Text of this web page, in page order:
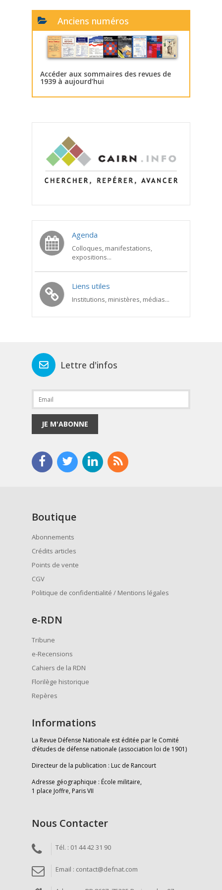
Anciens numéros
Accéder aux sommaires des revues de
1939 à aujourd’hui
Agenda
Colloques, manifestations,
expositions...
Liens utiles
Institutions, ministères, médias...
Lettre d'infos
JE M'ABONNE
Boutique
Abonnements
Crédits articles
Points de vente
CGV
Politique de confidentialité / Mentions légales
e-RDN
Tribune
e-Recensions
Cahiers de la RDN
Florilège historique
Repères
Informations
La Revue Défense Nationale est éditée par le Comité
d’études de défense nationale (association loi de 1901)
Directeur de la publication : Luc de Rancourt
Adresse géographique : École militaire,
1 place Joffre, Paris VII
Nous Contacter
Tél. : 01 44 42 31 90
Email : contact@defnat.com